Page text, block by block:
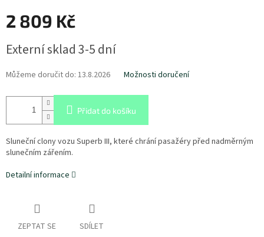
2 809 Kč
cena:
Externí sklad 3-5 dní
Můžeme doručit do: 13.8.2026 Možnosti doručení
Přidat do košíku
Sluneční clony vozu Superb III, které chrání pasažéry před nadměrným
slunečním zářením.
Detailní informace
ZEPTAT SE SDÍLET